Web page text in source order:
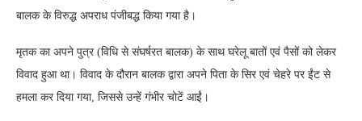
बालक के विरुद्ध अपराध पंजीबद्ध किया गया है।
मृतक का अपने पुत्र (विधि से संघर्षरत बालक) के साथ घरेलू बातों एवं पैसों को लेकर
विवाद हुआ था। विवाद के दौरान बालक द्वारा अपने पिता के सिर एवं चेहरे पर ईंट से
हमला कर दिया गया, जिससे उन्हें गंभीर चोटें आईं।